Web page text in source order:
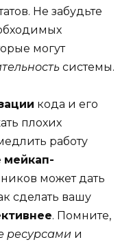
Не забудьте
могут
системы.
кода и его
плохих
работу
мейкап-
может дать
сделать вашу
. Помните,
ресурсами и